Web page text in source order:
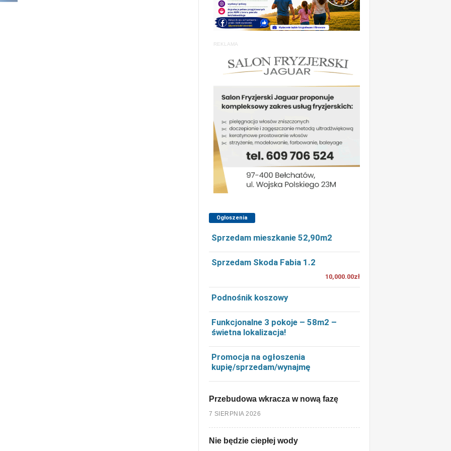
REKLAMA
Ogłoszenia
Sprzedam mieszkanie 52,90m2
Sprzedam Skoda Fabia 1.2
10,000.00zł
Podnośnik koszowy
Funkcjonalne 3 pokoje – 58m2 –
świetna lokalizacja!
Promocja na ogłoszenia
kupię/sprzedam/wynajmę
Przebudowa wkracza w nową fazę
7 SIERPNIA 2026
Nie będzie ciepłej wody